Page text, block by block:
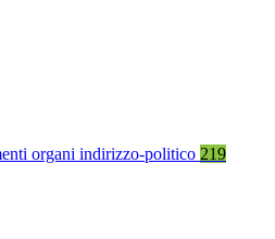
organi indirizzo-politico 219